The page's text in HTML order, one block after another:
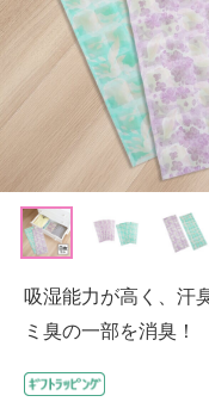
吸湿能力が高く、汗
ミ臭の一部を消臭！